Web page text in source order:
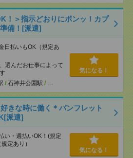
！＞指示どおりにポンッ！カプ
備！[派遣]
払いもOK（規定あ
選んだお仕事によって
/ 石神井公園駅 / …
気になる！
きな時に働く＊パンフレット
派遣]
・週払いOK！(規定
定あり）
気になる！